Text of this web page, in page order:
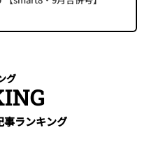
グ
事ランキング